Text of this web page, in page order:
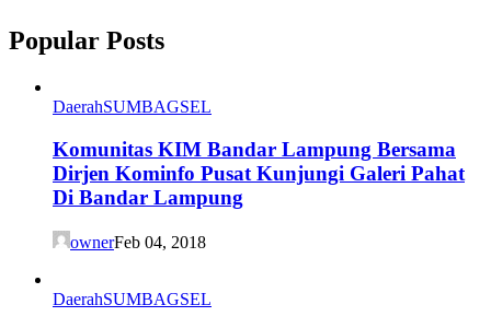
Popular Posts
DaerahSUMBAGSEL
Komunitas KIM Bandar Lampung Bersama
Dirjen Kominfo Pusat Kunjungi Galeri Pahat
Di Bandar Lampung
ownerFeb 04, 2018
DaerahSUMBAGSEL